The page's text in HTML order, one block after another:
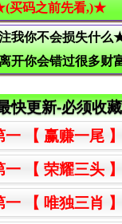
买码之前先看,)★
我你不会损失什么
开你会错过很多财
快更新-必须收
一 【 赢赚一尾
一 【 荣耀三头
一 【 唯独三肖